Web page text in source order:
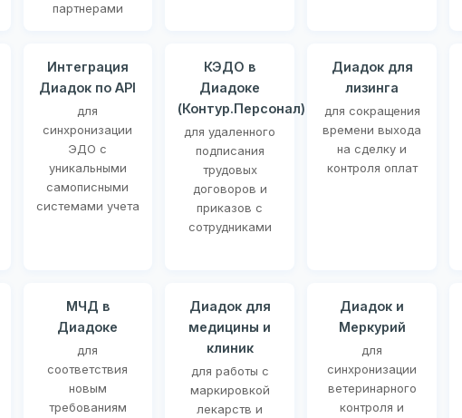
партнерами
Интеграция
Диадок по API
для
синхронизации
ЭДО с
уникальными
самописными
системами учета
КЭДО в
Диадоке
(Контур.Персонал)
для удаленного
подписания
трудовых
договоров и
приказов с
сотрудниками
Диадок для
лизинга
для сокращения
времени выхода
на сделку и
контроля оплат
МЧД в
Диадоке
для
соответствия
новым
требованиям
Диадок для
медицины и
клиник
для работы с
маркировкой
лекарств и
Диадок и
Меркурий
для
синхронизации
ветеринарного
контроля и